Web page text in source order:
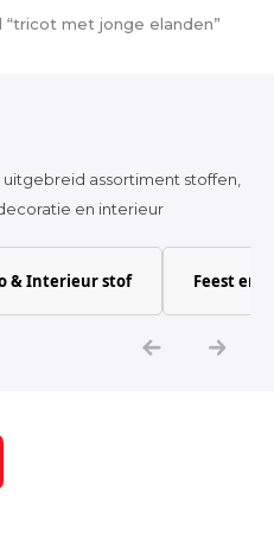
stof
met jonge elanden”
assortiment stoffen,
en interieur
& Interieur stof Feest en